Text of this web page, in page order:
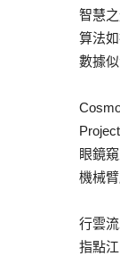
智慧
算法
數據
眼鏡
機械
行雲
指點